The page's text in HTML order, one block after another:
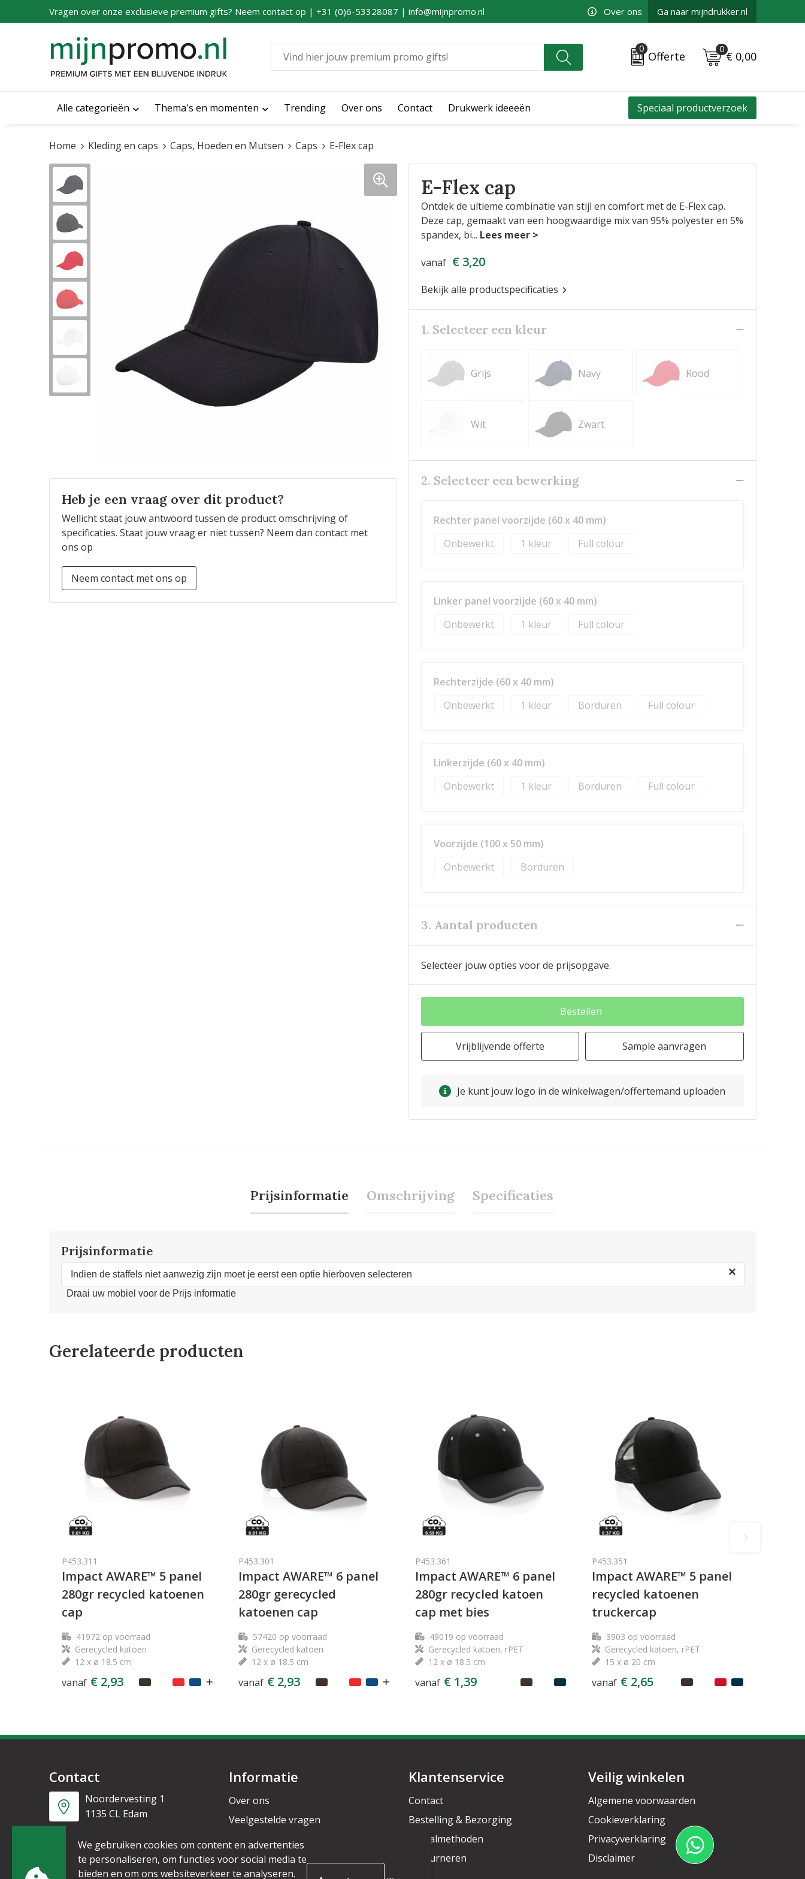
Vragen over onze exclusieve premium gifts? Neem contact op | +31 (0)6-53328087 | info@mijnpromo.nl Over ons Ga naar mijndrukker.nl
0
Offerte
0
€ 0,00
Alle categorieën Thema's en momenten Trending Over ons Contact Drukwerk ideeeën Speciaal productverzoek
Home Kleding en caps Caps, Hoeden en Mutsen Caps E-Flex cap
Heb je een vraag over dit product?
Wellicht staat jouw antwoord tussen de product omschrijving of
specificaties. Staat jouw vraag er niet tussen? Neem dan contact met
ons op
Neem contact met ons op
E-Flex cap
Ontdek de ultieme combinatie van stijl en comfort met de E-Flex cap.
Deze cap, gemaakt van een hoogwaardige mix van 95% polyester en 5%
spandex, bi...
vanaf € 3,20
Bekijk alle productspecificaties
1. Selecteer een kleur
Grijs Navy Rood
Wit Zwart
2. Selecteer een bewerking
Rechter panel voorzijde (60 x 40 mm)
Onbewerkt
1 Full colour
Linker panel voorzijde (60 x 40 mm)
Onbewerkt
1 Full colour
Rechterzijde (60 x 40 mm)
Onbewerkt
1 Borduren Full colour
Linkerzijde (60 x 40 mm)
Onbewerkt
1 Borduren Full colour
Voorzijde (100 x 50 mm)
Onbewerkt
Borduren
3. Aantal producten
Selecteer jouw opties voor de prijsopgave.
Bestellen
Vrijblijvende offerte Sample aanvragen
Je kunt jouw logo in de winkelwagen/offertemand uploaden
Prijsinformatie Omschrijving Specificaties
Prijsinformatie
Indien de staffels niet aanwezig zijn moet je eerst een optie hierboven selecteren ×
Draai uw mobiel voor de Prijs informatie
Gerelateerde producten
P453.311
Impact AWARE™ 5 panel
280gr recycled katoenen
cap
41972op voorraad
Gerecycled katoen
12 x ø 18.5 cm
vanaf € 2,93
P453.301
Impact AWARE™ 6 panel
280gr gerecycled
katoenen cap
57420 op voorraad
Gerecycled katoen
12 x ø 18.5 cm
vanaf € 2,93
P453.361
Impact AWARE™ 6 panel
280gr recycled katoen
cap met bies
49019 op voorraad
Gerecycled katoen, rPET
12 x ø 18.5 cm
vanaf € 1,39
P453.351
Impact AWARE™ 5 panel
recycled katoenen
truckercap
3903 op voorraad
Gerecycled katoen, rPET
15 x ø 20 cm
vanaf € 2,65
Contact
Noordervesting 1
1135 CL Edam
+31 6 53328087
Informatie
Over ons
Veelgestelde vragen
Nieuwsbrief
Klantenservice
Contact
Bestelling & Bezorging
Betaalmethoden
Retourneren
Veilig winkelen
Algemene voorwaarden
Cookieverklaring
Privacyverklaring
Disclaimer
We gebruiken cookies om content en advertenties
te personaliseren, om functies voor social media te
bieden en om ons websiteverkeer te analyseren.